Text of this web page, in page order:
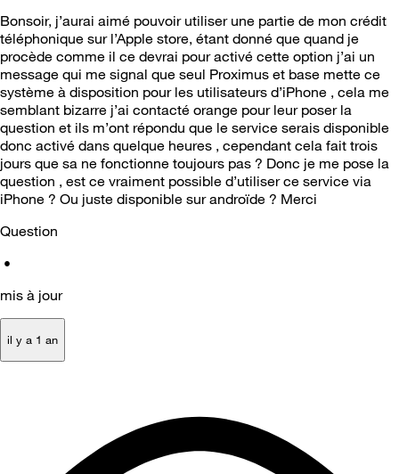
Bonsoir, j’aurai aimé pouvoir utiliser une partie de mon crédit
téléphonique sur l’Apple store, étant donné que quand je
procède comme il ce devrai pour activé cette option j’ai un
message qui me signal que seul Proximus et base mette ce
système à disposition pour les utilisateurs d’iPhone , cela me
semblant bizarre j’ai contacté orange pour leur poser la
question et ils m’ont répondu que le service serais disponible
donc activé dans quelque heures , cependant cela fait trois
jours que sa ne fonctionne toujours pas ? Donc je me pose la
question , est ce vraiment possible d’utiliser ce service via
iPhone ? Ou juste disponible sur androïde ? Merci
Question
•
mis à jour
il y a 1 an